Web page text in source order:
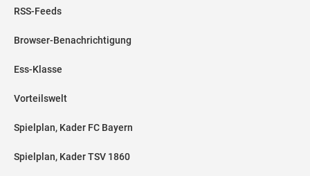
RSS-Feeds
Browser-Benachrichtigung
Ess-Klasse
Vorteilswelt
Spielplan, Kader FC Bayern
Spielplan, Kader TSV 1860